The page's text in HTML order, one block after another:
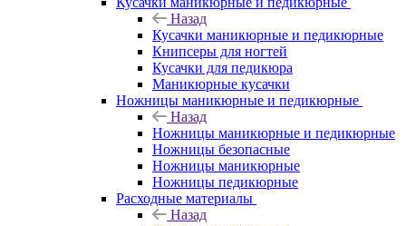
Назад
Кусачки маникюрные и педикюрные
Книпсеры для ногтей
Кусачки для педикюра
Маникюрные кусачки
Ножницы маникюрные и педикюрные
Назад
Ножницы маникюрные и педикюрные
Ножницы безопасные
Ножницы маникюрные
Ножницы педикюрные
Расходные материалы
Назад